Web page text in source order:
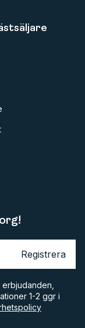
Registrera
1-2 ggr i